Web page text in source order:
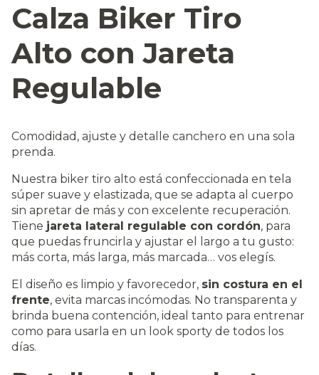
Calza Biker Tiro
Alto con Jareta
Regulable
Comodidad, ajuste y detalle canchero en una sola
prenda.
Nuestra biker tiro alto está confeccionada en tela
súper suave y elastizada, que se adapta al cuerpo
sin apretar de más y con excelente recuperación.
Tiene jareta lateral regulable con cordón, para
que puedas fruncirla y ajustar el largo a tu gusto:
más corta, más larga, más marcada… vos elegís.
El diseño es limpio y favorecedor, sin costura en el
frente, evita marcas incómodas. No transparenta y
brinda buena contención, ideal tanto para entrenar
como para usarla en un look sporty de todos los
días.